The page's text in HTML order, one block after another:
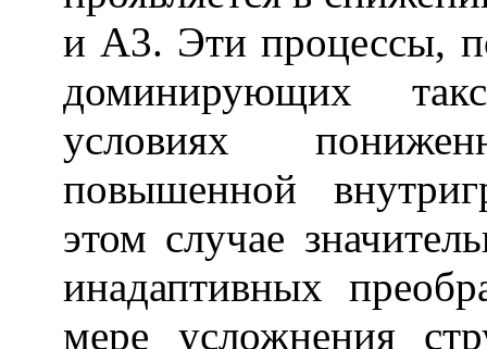
и A3. Эти процессы,
доминирующих
условиях
повышенной
этом случае
инадаптивных
мере усложнения